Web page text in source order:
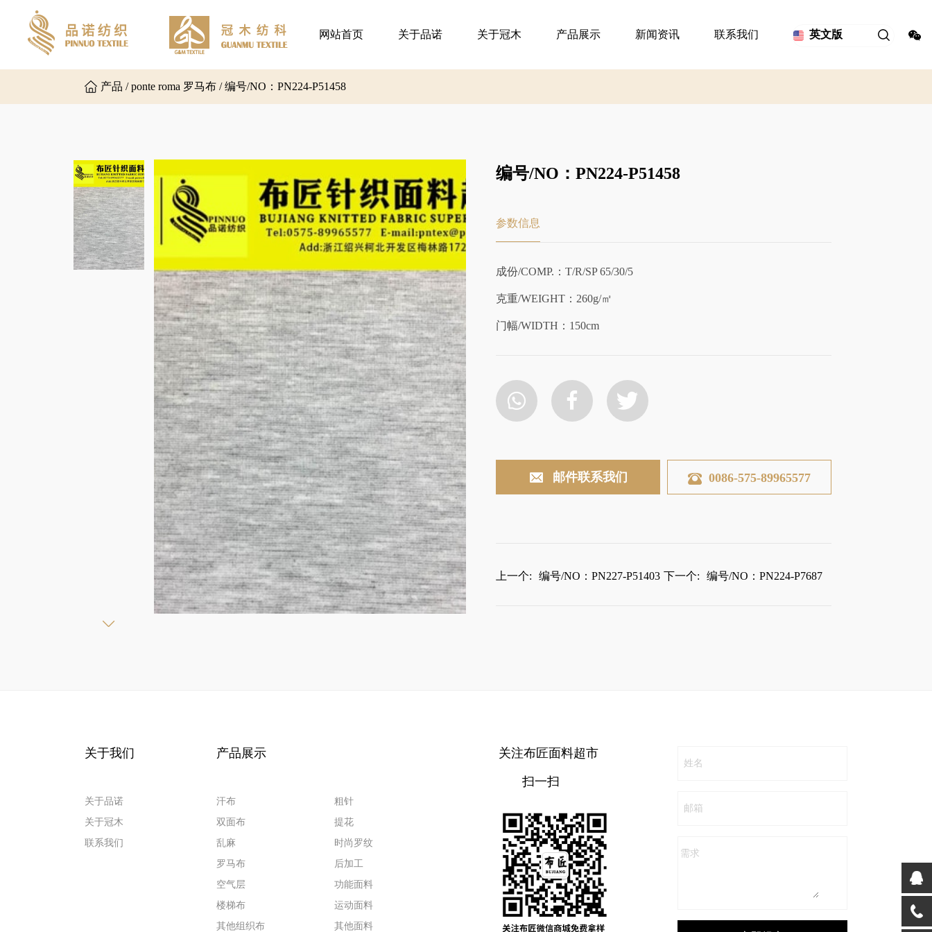
网站首页 关于品诺 关于冠木 产品展示 新闻资讯 联系我们 英文版
产品 / ponte roma 罗马布 / 编号/NO：PN224-P51458
编号/NO：PN224-P51458
参数信息
成份/COMP.：T/R/SP 65/30/5
克重/WEIGHT：260g/㎡
门幅/WIDTH：150cm
邮件联系我们 0086-575-89965577
上一个: 编号/NO：PN227-P51403 下一个: 编号/NO：PN224-P7687
关于我们
关于品诺
关于冠木
联系我们
产品展示
汗布
双面布
乱麻
罗马布
空气层
楼梯布
其他组织布
粗针
提花
时尚罗纹
后加工
功能面料
运动面料
其他面料
关注布匠面料超市
扫一扫
姓名
邮箱
需求